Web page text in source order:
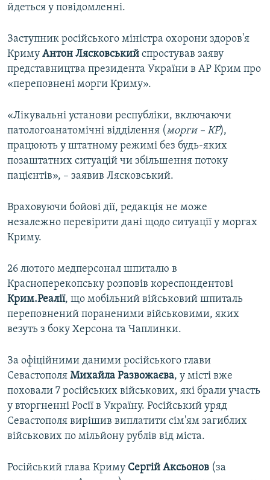
йдеться у повідомленні.
Заступник російського міністра охорони здоров'я
Криму Антон Лясковський спростував заяву
представництва президента України в АР Крим про
«переповнені морги Криму».
«Лікувальні установи республіки, включаючи
патологоанатомічні відділення (морги – КР),
працюють у штатному режимі без будь-яких
позаштатних ситуацій чи збільшення потоку
пацієнтів», – заявив Лясковський.
Враховуючи бойові дії, редакція не може
незалежно перевірити дані щодо ситуації у моргах
Криму.
26 лютого медперсонал шпиталю в
Красноперекопську розповів кореспондентові
Крим.Реалії, що мобільний військовий шпиталь
переповнений пораненими військовими, яких
везуть з боку Херсона та Чаплинки.
За офіційними даними російського глави
Севастополя Михайла Развожаєва, у місті вже
поховали 7 російських військових, які брали участь
у вторгненні Росії в Україну. Російський уряд
Севастополя вирішив виплатити сім'ям загиблих
військових по мільйону рублів від міста.
Російський глава Криму Сергій Аксьонов (за